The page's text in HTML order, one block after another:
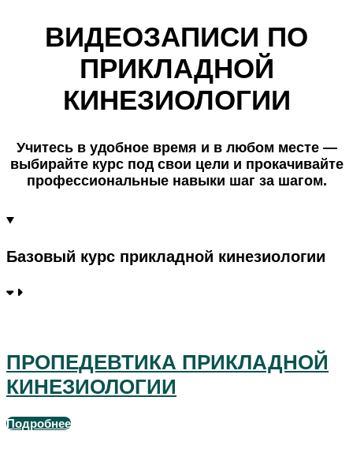
ВИДЕОЗАПИСИ ПО
ПРИКЛАДНОЙ
КИНЕЗИОЛОГИИ
Учитесь в удобное время и в любом месте —
выбирайте курс под свои цели и прокачивайте
профессиональные навыки шаг за шагом.
Базовый курс прикладной кинезиологии
ПРОПЕДЕВТИКА ПРИКЛАДНОЙ
КИНЕЗИОЛОГИИ
Подробнее